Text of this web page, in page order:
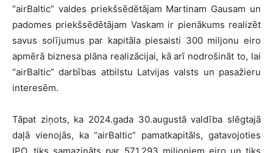
“airBaltic” valdes priekšsēdētājam Martinam Gausam un
padomes priekšsēdētājam Vaskam ir pienākums realizēt
savus solījumus par kapitāla piesaisti 300 miljonu eiro
apmērā biznesa plāna realizācijai, kā arī nodrošināt to, lai
“airBaltic” darbības atbilstu Latvijas valsts un pasažieru
interesēm.
Tāpat ziņots, ka 2024.gada 30.augustā valdība slēgtajā
daļā vienojās, ka “airBaltic” pamatkapitāls, gatavojoties